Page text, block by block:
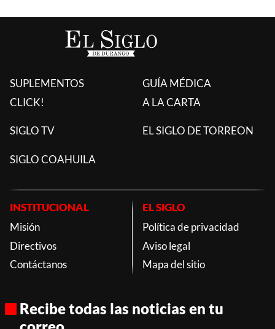
SUPLEMENTOS
CLICK!
GUÍA MÉDICA
A LA CARTA
SIGLO TV EL SIGLO DE TORREON
SIGLO COAHUILA
INSTITUCIONAL
Misión
Directivos
Contáctanos
EL SIGLO
Política de privacidad
Aviso legal
Mapa del sitio
Recibe todas las noticias en tu